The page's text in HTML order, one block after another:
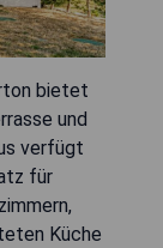
bietet
und
verfügt
für
Küche